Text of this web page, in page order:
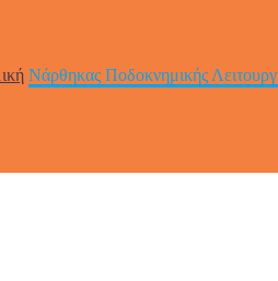
Νάρθηκας Ποδοκνημικής